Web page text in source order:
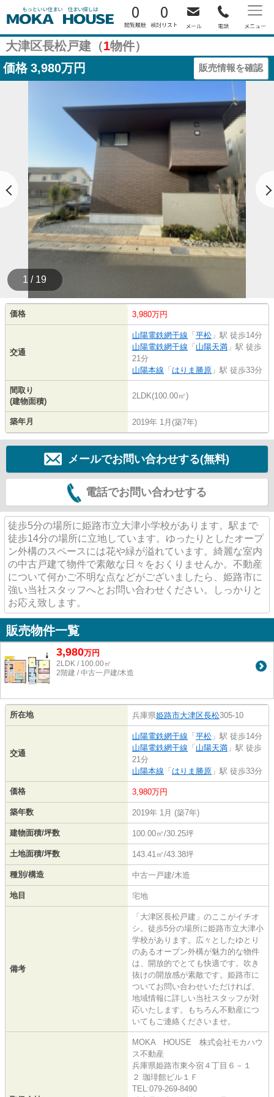
0 0
大津区長松戸建（1物件）
価格 3,980万円 販売情報を確認
1 / 19
価格 3,980万円
交通
山陽電鉄網干線 「 平松 」駅 徒歩14分
山陽電鉄網干線 「 山陽天満 」駅 徒歩
21分
山陽本線 「 はりま勝原 」駅 徒歩33分
間取り
(建物面積)
2LDK(100.00㎡)
築年月 2019年 1月(築7年)
メールでお問い合わせする(無料)
電話でお問い合わせする
徒歩5分の場所に姫路市立大津小学校があります。駅まで
徒歩14分の場所に立地しています。ゆったりとしたオープ
ン外構のスペースには花や緑が溢れています。綺麗な室内
の中古戸建て物件で素敵な日々をおくりませんか。不動産
について何かご不明な点などがございましたら、姫路市に
強い当社スタッフへとお問い合わせください。しっかりと
お応え致します。
販売物件一覧
3,980万円
2LDK / 100.00㎡
2階建 / 中古一戸建/木造
所在地 兵庫県姫路市大津区長松305-10
交通
山陽電鉄網干線 「 平松 」駅 徒歩14分
山陽電鉄網干線 「 山陽天満 」駅 徒歩
21分
山陽本線 「 はりま勝原 」駅 徒歩33分
価格 3,980万円
築年数 2019年 1月 (築7年)
建物面積/坪数 100.00㎡/30.25坪
土地面積/坪数 143.41㎡/43.38坪
種別/構造 中古一戸建/木造
地目 宅地
備考
「大津区長松戸建」のここがイチオ
シ。徒歩5分の場所に姫路市立大津小
学校があります。広々としたゆとり
のあるオープン外構が魅力的な物件
は、開放的でとても快適です。吹き
抜けの開放感が素敵です。姫路市に
ついてお問い合わせいただければ、
地域情報に詳しい当社スタッフが対
応いたします。もちろん不動産につ
いてもご連絡くださいませ。
MOKA HOUSE 株式会社モカハウ
ス不動産
兵庫県姫路市東今宿４丁目６－１
２ 珈琲館ビル１Ｆ
TEL:079-269-8490